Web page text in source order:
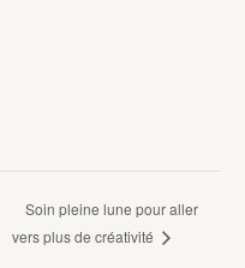
Soin pleine lune pour aller
vers plus de créativité